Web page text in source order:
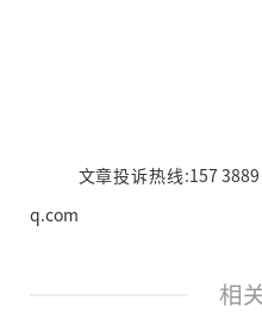
文章投诉热线:157
q.com
相